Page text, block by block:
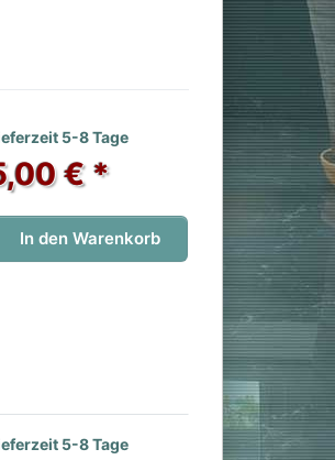
vor.5-8 Tage
€ *
In den Warenkorb
vor.5-8 Tage